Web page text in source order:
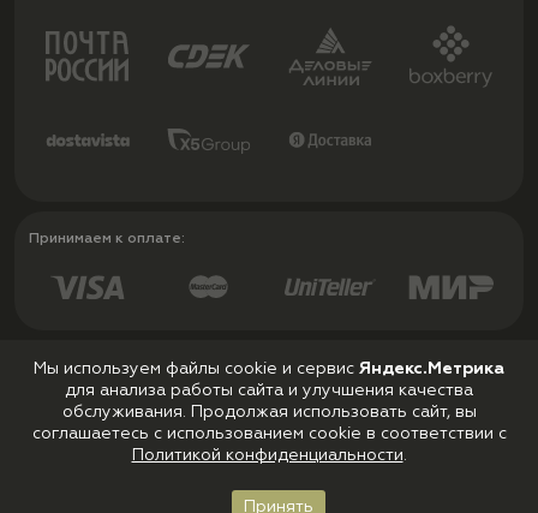
Принимаем к оплате:
Политика конфиденциальности
Пользовательское соглашение
Мы используем файлы cookie и сервис Яндекс.Метрика
для анализа работы сайта и улучшения качества
обслуживания. Продолжая использовать сайт, вы
соглашаетесь с использованием cookie в соответствии с
Политикой конфиденциальности.
Принять